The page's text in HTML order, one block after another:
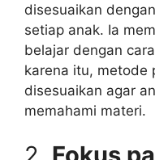
disesuaikan
setiap anak. Ia
belajar dengan
karena itu, metode
disesuaikan agar
memahami materi.